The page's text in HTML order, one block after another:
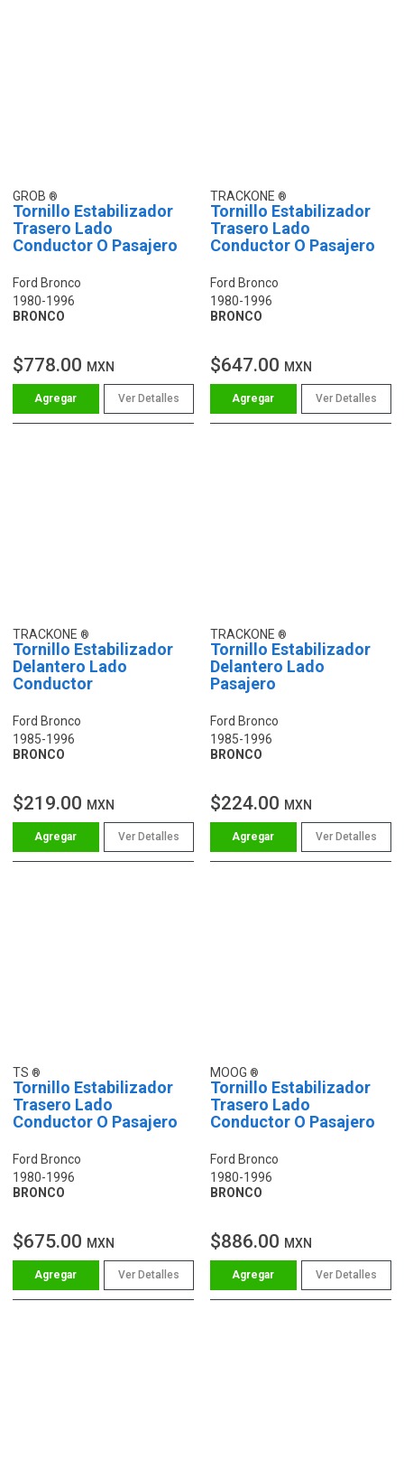
GROB
Tornillo Estabilizador
Trasero Lado
Conductor O Pasajero
Ford Bronco
1980-1996
BRONCO
$778.00 MXN
Ver Detalles
TRACKONE
Tornillo Estabilizador
Trasero Lado
Conductor O Pasajero
Ford Bronco
1980-1996
BRONCO
$647.00 MXN
Ver Detalles
TRACKONE
Tornillo Estabilizador
Delantero Lado
Conductor
Ford Bronco
1985-1996
BRONCO
$219.00 MXN
Ver Detalles
TRACKONE
Tornillo Estabilizador
Delantero Lado
Pasajero
Ford Bronco
1985-1996
BRONCO
$224.00 MXN
Ver Detalles
TS
Tornillo Estabilizador
Trasero Lado
Conductor O Pasajero
Ford Bronco
1980-1996
BRONCO
$675.00 MXN
Ver Detalles
MOOG
Tornillo Estabilizador
Trasero Lado
Conductor O Pasajero
Ford Bronco
1980-1996
BRONCO
$886.00 MXN
Ver Detalles